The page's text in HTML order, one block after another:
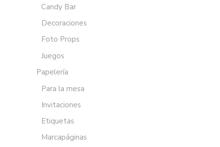
Candy Bar
Decoraciones
Foto Props
Juegos
Papelería
Para la mesa
Invitaciones
Etiquetas
Marcapáginas